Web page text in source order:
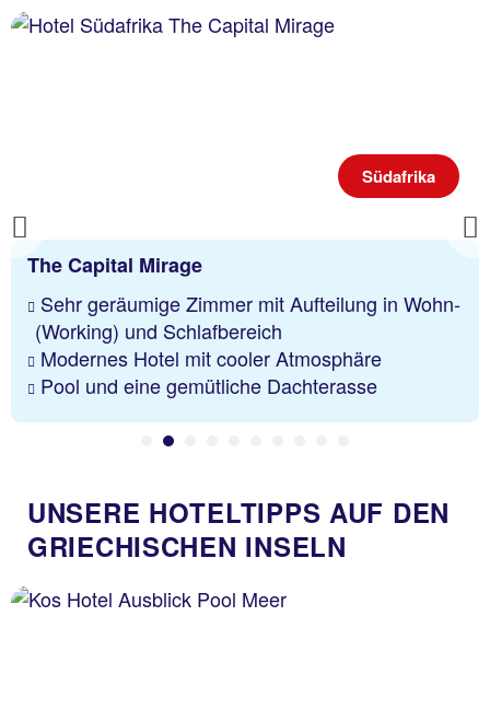
Previous
Südafrika
The Capital Mirage
Sehr geräumige Zimmer mit Aufteilung in Wohn-
(Working) und Schlafbereich
Modernes Hotel mit cooler Atmosphäre
Pool und eine gemütliche Dachterasse
UNSERE HOTELTIPPS AUF DEN
GRIECHISCHEN INSELN